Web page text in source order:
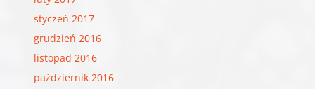
styczeń 2017
grudzień 2016
listopad 2016
październik 2016